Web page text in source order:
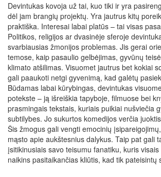
Devintukas kovoja už tai, kuo tiki ir yra
dėl jam brangių projektų. Yra jautrus kitų
praktiška. Interesai labai platūs – tai visas
Politikos, religijos ar dvasinėje sferoje
svarbiausias žmonijos problemas. Jis gerai
temose, kaip pasaulio gelbėjimas, gyvūnų
klimato atšilimas. Visuomet jautrus bet kokiai
gali paaukoti netgi gyvenimą, kad galėtų
Būdamas labai kūrybingas, devintukas
potekste – ją išreiškia tapyboje, filmuose bei
prasmingais tekstais, kuriais puikiai nušviečia
subtilybes. Jo sukurtos komedijos verčia
Šis žmogus gali vengti emocinių
mąsto apie aukštesnius dalykus. Taip pat gali
įsitikinusiais savo teisumu fanatiku, kuris
naikins pasitaikančias kliūtis, kad tik pateisintų